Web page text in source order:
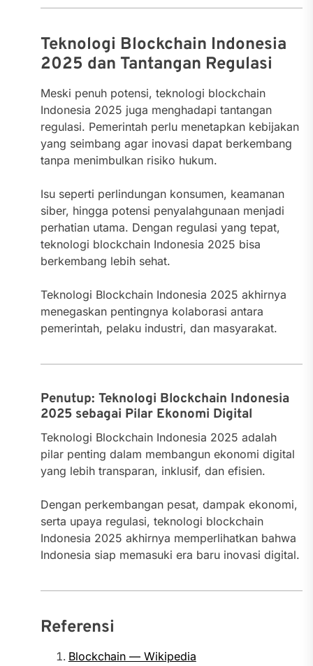
Teknologi Blockchain Indonesia
2025 dan Tantangan Regulasi
Meski penuh potensi, teknologi blockchain
Indonesia 2025 juga menghadapi tantangan
regulasi. Pemerintah perlu menetapkan kebijakan
yang seimbang agar inovasi dapat berkembang
tanpa menimbulkan risiko hukum.
Isu seperti perlindungan konsumen, keamanan
siber, hingga potensi penyalahgunaan menjadi
perhatian utama. Dengan regulasi yang tepat,
teknologi blockchain Indonesia 2025 bisa
berkembang lebih sehat.
Teknologi Blockchain Indonesia 2025 akhirnya
menegaskan pentingnya kolaborasi antara
pemerintah, pelaku industri, dan masyarakat.
Penutup: Teknologi Blockchain Indonesia
2025 sebagai Pilar Ekonomi Digital
Teknologi Blockchain Indonesia 2025 adalah
pilar penting dalam membangun ekonomi digital
yang lebih transparan, inklusif, dan efisien.
Dengan perkembangan pesat, dampak ekonomi,
serta upaya regulasi, teknologi blockchain
Indonesia 2025 akhirnya memperlihatkan bahwa
Indonesia siap memasuki era baru inovasi digital.
Referensi
Blockchain — Wikipedia